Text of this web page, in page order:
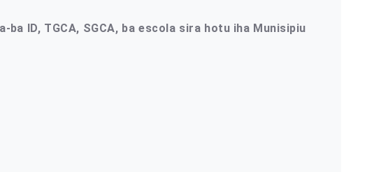
ID, TGCA, SGCA, ba escola sira hotu iha Munisipiu